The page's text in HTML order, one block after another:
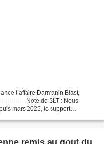
l’affaire Darmanin Blast,
Note de SLT : Nous
mars 2025, le support